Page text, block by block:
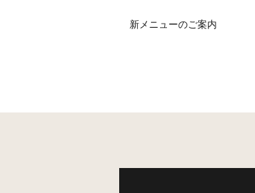
新メニューのご案内